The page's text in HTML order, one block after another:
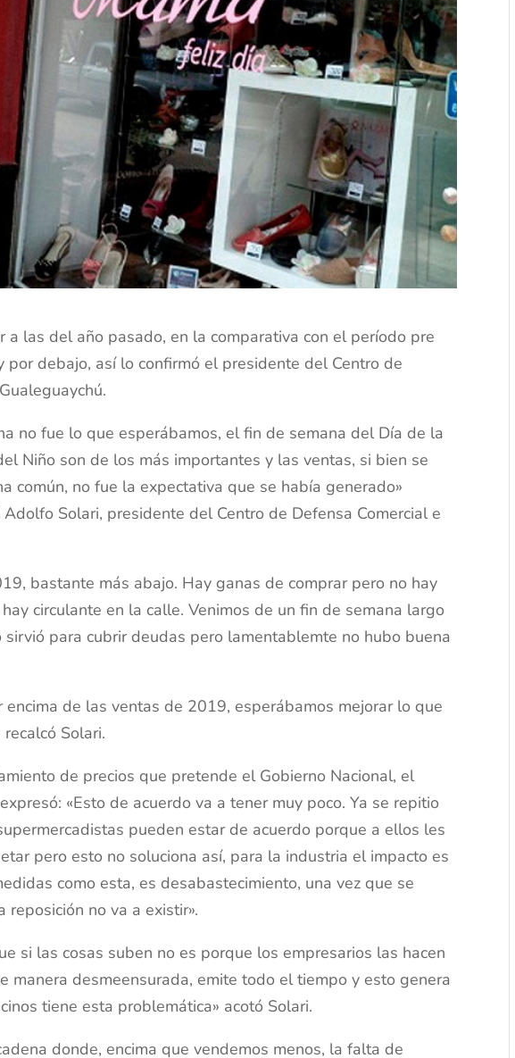
a las del año pasado, en la comparativa con el período pre
por debajo, así lo confirmó el presidente del Centro de
no fue lo que esperábamos, el fin de semana del Día de la
Niño son de los más importantes y las ventas, si bien se
común, no fue la expectativa que se había generado»
Adolfo Solari, presidente del Centro de Defensa Comercial e
bastante más abajo. Hay ganas de comprar pero no hay
circulante en la calle. Venimos de un fin de semana largo
para cubrir deudas pero lamentablemte no hubo buena
de las ventas de 2019, esperábamos mejorar lo que
Solari.
de precios que pretende el Gobierno Nacional, el
«Esto de acuerdo va a tener muy poco. Ya se repitio
pueden estar de acuerdo porque a ellos les
pero esto no soluciona así, para la industria el impacto es
como esta, es desabastecimiento, una vez que se
no va a existir».
si las cosas suben no es porque los empresarios las hacen
manera desmeensurada, emite todo el tiempo y esto genera
tiene esta problemática» acotó Solari.
donde, encima que vendemos menos, la falta de